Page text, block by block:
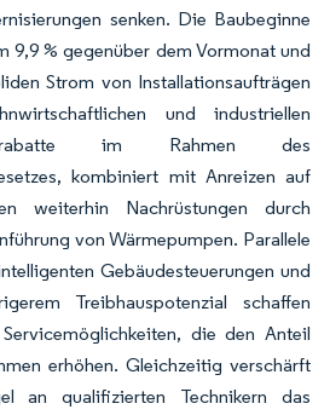
senken. Die Baubeginne
9,9 % gegenüber dem Vormonat und
Strom von Installationsaufträgen
und industriellen
im Rahmen des
kombiniert mit Anreizen auf
weiterhin Nachrüstungen durch
von Wärmepumpen. Parallele
Gebäudesteuerungen und
Treibhauspotenzial schaffen
die den Anteil
erhöhen. Gleichzeitig verschärft
an qualifizierten Technikern das